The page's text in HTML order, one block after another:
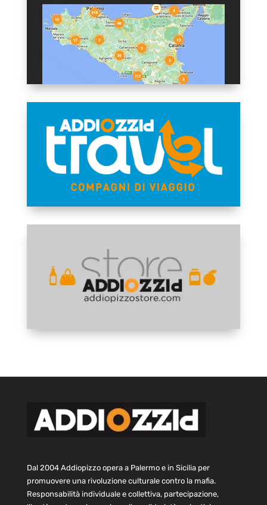
Dal 2004 Addiopizzo opera a Palermo e in Sicilia per
promuovere una rivoluzione culturale contro la mafia.
Responsabilità individuale e collettiva, partecipazione,